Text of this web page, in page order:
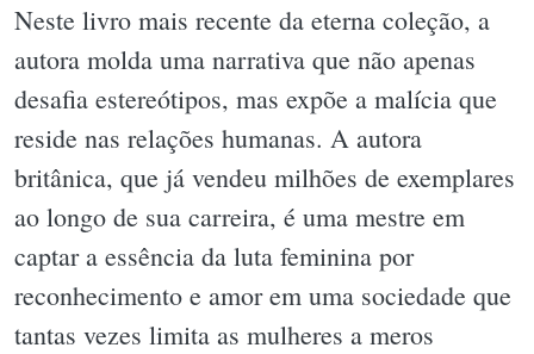
Neste livro mais recente da eterna coleção, a
autora molda uma narrativa que não apenas
desafia estereótipos, mas expõe a malícia que
reside nas relações humanas. A autora
britânica, que já vendeu milhões de exemplares
ao longo de sua carreira, é uma mestre em
captar a essência da luta feminina por
reconhecimento e amor em uma sociedade que
tantas vezes limita as mulheres a meros